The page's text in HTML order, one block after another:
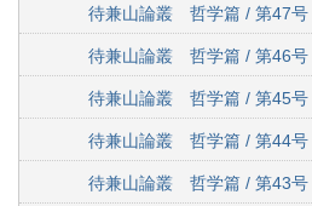
待兼山論叢 哲学篇 / 第47号
待兼山論叢 哲学篇 / 第46号
待兼山論叢 哲学篇 / 第45号
待兼山論叢 哲学篇 / 第44号
待兼山論叢 哲学篇 / 第43号